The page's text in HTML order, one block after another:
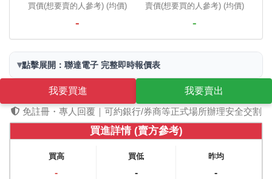
買價(想要賣的人參考) (均價)
-
賣價(想要買的人參考) (均價)
-
▾點擊展開：聯達電子 完整即時報價表
我要買進
我要賣出
免註冊・專人回覆｜可約銀行/券商等正式場所辦理安全交割
買進詳情 (賣方參考)
買高
-
買低
-
昨均
-